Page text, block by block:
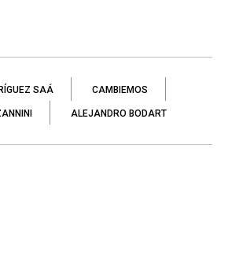
SAÁ CAMBIEMOS
ALEJANDRO BODART